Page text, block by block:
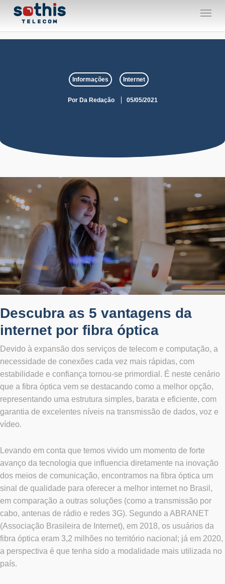
Menu
Informações Internet
Por Da Redação 05/05/2021
Descubra as 5 vantagens da
internet por fibra óptica
Devido à expansão dos serviços de telecom e computação, a
necessidade de conexões cada vez mais rápidas, com
estabilidade e confiança tornou-se primordial. É neste cenário
que a fibra óptica vem se destacando como a melhor opção,
representando uma estrutura simples, barata e eficiente, com
garantia de excelentes níveis na transmissão de dados, voz e
vídeo.
Levando em conta que temos vivido um momento de forte
avanço da tecnologia que influencia diretamente na inovação
dos meios de comunicação, encontramos na fibra óptica um
sinal de qualidade para oferecer a melhor internet no Brasil,
em comparação a outras soluções (como a transmissão por
cabo, antenas de rádio e redes 3G). Segundo a ABRANET
(Associação Brasileira de Internet), em 2018, os usuários da
fibra óptica eram 3,2 milhões no território nacional; já em 2020,
a perspectiva é que tenha sido a modalidade mais utilizada no
país.